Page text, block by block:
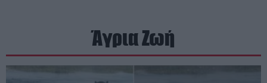
Άγρια Ζωή